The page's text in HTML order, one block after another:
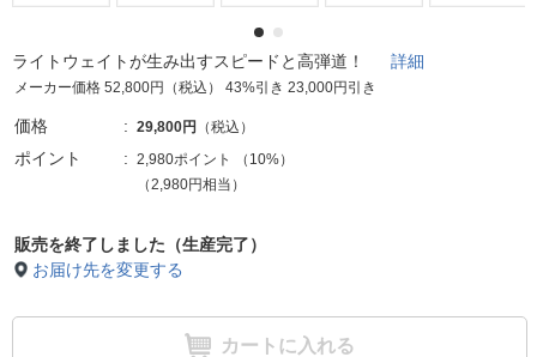
ライトウェイトが生み出すスピードと高弾道！ 詳細
メーカー価格 52,800円（税込） 43%引き 23,000円引き
価格 29,800円 （税込）
ポイント 2,980ポイント （ 10%）
（2,980円相当）
販売を終了しました（生産完了）
お届け先を変更する
カートに入れる